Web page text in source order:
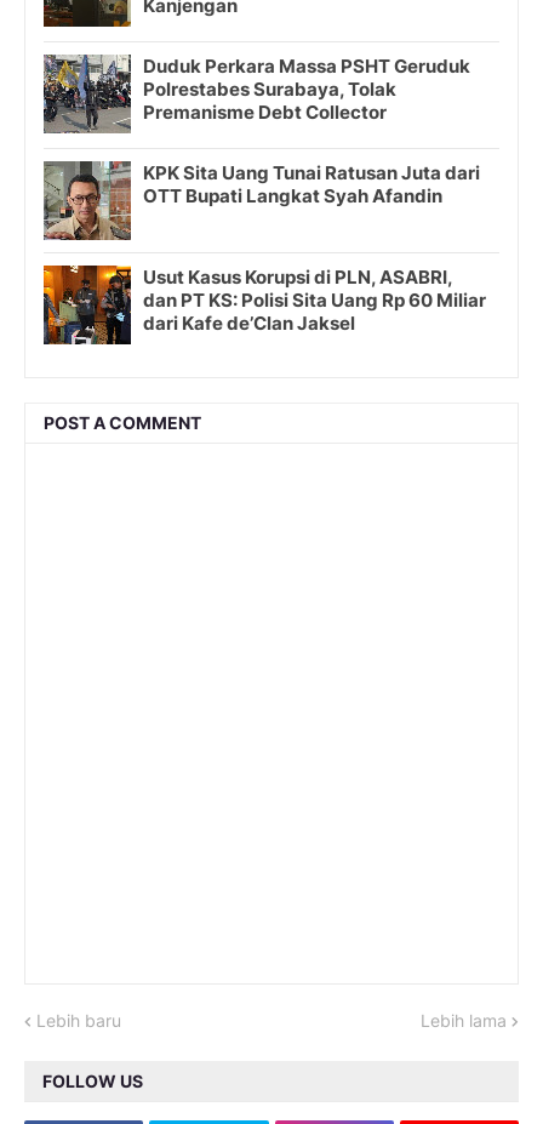
Kanjengan
Duduk Perkara Massa PSHT Geruduk
Polrestabes Surabaya, Tolak
Premanisme Debt Collector
KPK Sita Uang Tunai Ratusan Juta dari
OTT Bupati Langkat Syah Afandin
Usut Kasus Korupsi di PLN, ASABRI,
dan PT KS: Polisi Sita Uang Rp 60 Miliar
dari Kafe de’Clan Jaksel
POST A COMMENT
Lebih baru Lebih lama
FOLLOW US